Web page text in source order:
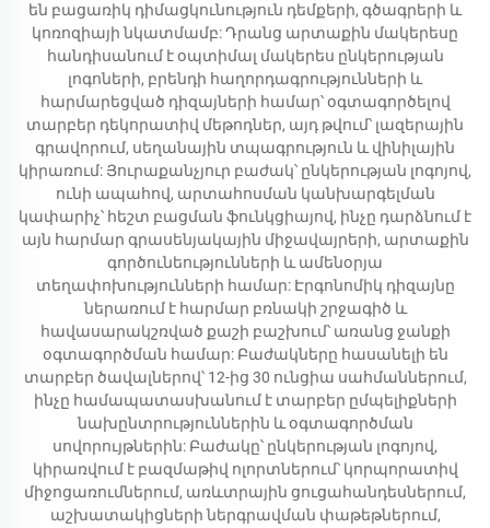
են բացառիկ դիմացկունություն դեմքերի, գծագրերի և
կոռոզիայի նկատմամբ: Դրանց արտաքին մակերեսը
հանդիսանում է օպտիմալ մակերես ընկերության
լոգոների, բրենդի հաղորդագրությունների և
հարմարեցված դիզայների համար՝ օգտագործելով
տարբեր դեկորատիվ մեթոդներ, այդ թվում՝ լազերային
գրավորում, սեղանային տպագրություն և վինիլային
կիրառում: Յուրաքանչյուր բաժակ՝ ընկերության լոգոյով,
ունի ապահով, արտահոսման կանխարգելման
կափարիչ՝ հեշտ բացման ֆունկցիայով, ինչը դարձնում է
այն հարմար գրասենյակային միջավայրերի, արտաքին
գործունեությունների և ամենօրյա
տեղափոխությունների համար: Էրգոնոմիկ դիզայնը
ներառում է հարմար բռնակի շրջագիծ և
հավասարակշռված քաշի բաշխում՝ առանց ջանքի
օգտագործման համար: Բաժակները հասանելի են
տարբեր ծավալներով՝ 12-ից 30 ունցիա սահմաններում,
ինչը համապատասխանում է տարբեր ըմպելիքների
նախընտրություններին և օգտագործման
սովորույթներին: Բաժակը՝ ընկերության լոգոյով,
կիրառվում է բազմաթիվ ոլորտներում՝ կորպորատիվ
միջոցառումներում, առևտրային ցուցահանդեսներում,
աշխատակիցների ներգրավման փաթեթներում,